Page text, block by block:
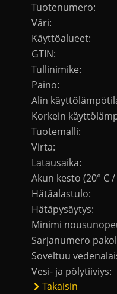
Tuotenumero:
Väri:
Käyttöalueet:
GTIN:
Tullinimike:
Paino:
Alin
Korkein
Tuotemalli:
Virta:
Latausaika:
Akun kesto (20° C
Hätäalastulo:
Hätäpysäytys:
Minimi
Sarjanumero
Soveltuu
Vesi- ja pölytiiviys:
Takaisin